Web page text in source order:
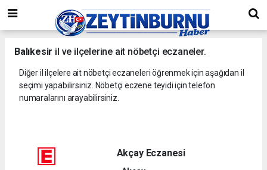
Balıkesir il ve ilçelerine ait nöbetçi eczaneler.
Diğer il ilçelere ait nöbetçi eczaneleri öğrenmek için aşağıdan il
seçimi yapabilirsiniz. Nöbetçi eczene teyidi için telefon
numaralarını arayabilirsiniz.
Akçay Eczanesi